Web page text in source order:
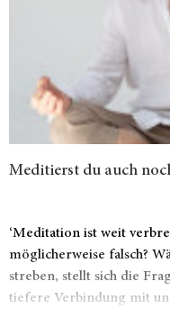
Meditierst du auch
‘Meditation ist weit
möglicherweise falsch?
streben, stellt sich die
tiefere Verbindung mit